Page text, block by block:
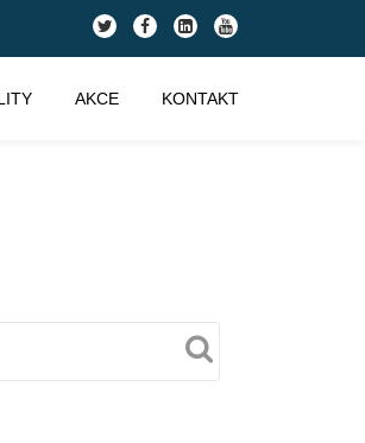
fa-
twitter
fa-
facebook
fa-
linkedin-
square
fa-
youtube
AKCE KONTAKT